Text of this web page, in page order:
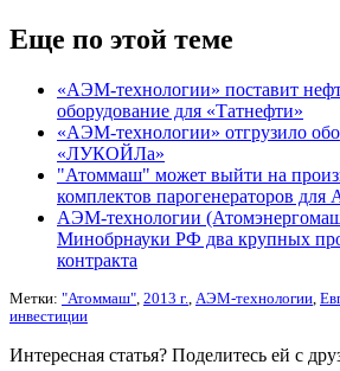
Еще по этой теме
«АЭМ-технологии» поставит
оборудование для «Татнефти»
«АЭМ-технологии» отгрузило
«ЛУКОЙЛа»
"Атоммаш" может выйти на
комплектов парогенераторов
АЭМ-технологии
Минобрнауки РФ два крупных
контракта
Метки: "Атоммаш" 2013 г. АЭМ-технологии
инвестиции
Интересная статья? Поделитесь ей с